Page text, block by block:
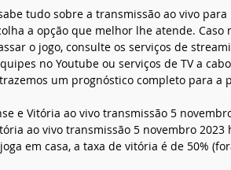
tudo sobre a transmissão ao vivo
a opção que melhor lhe atende.
o jogo, consulte os serviços de
no Youtube ou serviços de TV a
trazemos um prognóstico completo para a
e Vitória ao vivo transmissão 5
ao vivo transmissão 5 novembro
joga em casa, a taxa de vitória é de 50%